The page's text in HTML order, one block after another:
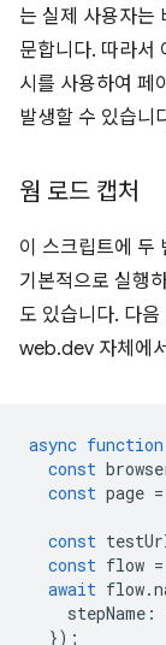
는 실제 사용자는
문합니다. 따라서
시를 사용하여 페
발생할 수 있습니
웜 로드 캡처
이 스크립트에 두
기본적으로 실행
도 있습니다. 다
web.dev 자체에
async function
const
const page =
const
const flow =
await flow.
stepName :
});